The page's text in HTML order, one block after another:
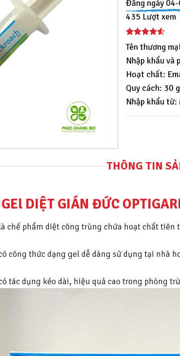
Đăng ngày
435 Lượt xem
Tên thương
Nhập khẩu và
Hoạt chất:
Quy cách: 30
Nhập khẩu từ:
THÔNG TIN
DIỆT GIÁN ĐỨC
chế phẩm diệt công trùng chứa hoạt chất
công thức dạng gel dễ dàng sử dụng tại nhà
tác dụng kéo dài, hiệu quả cao trong phòng